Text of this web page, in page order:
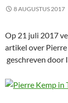
8 AUGUSTUS 2017
Op 21 juli 2017
artikel over Pierre
geschreven door